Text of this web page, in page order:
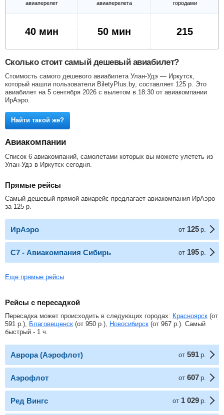
авиаперелет
авиаперелета
городами
40 мин 50 мин 215
Сколько стоит самый дешевый авиабилет?
Стоимость самого дешевого авиабилета Улан-Удэ — Иркутск,
который нашли пользователи BiletyPlus.by, составляет 125 р . Это
авиабилет на 5 сентября 2026 с вылетом в 18:30 от авиакомпании
ИрАэро.
Найти такой же?
Авиакомпании
Список 6 авиакомпаний, самолетами которых вы можете улететь из
Улан-Удэ в Иркутск сегодня.
Прямые рейсы
Самый дешевый прямой авиарейс предлагает авиакомпания ИрАэро
за 125 р
ИрАэро от 125 р.
С7 - Авиакомпания Сибирь от 195 р.
Еще прямые рейсы
Рейсы с пересадкой
Пересадка может происходить в следующих городах: Красноярск (от
591 р. ), Благовещенск (от 950 р. ), Новосибирск (от 967 р. ). Самый
быстрый - 1 ч.
Аврора (Аэрофлот) от 591 р.
Аэрофлот от 607 р.
Ред Вингс от 1 029 р.